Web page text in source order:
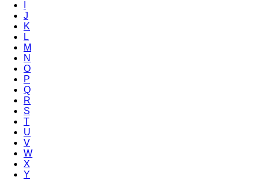
J
K
L
M
N
O
P
Q
R
S
T
U
V
W
X
Y